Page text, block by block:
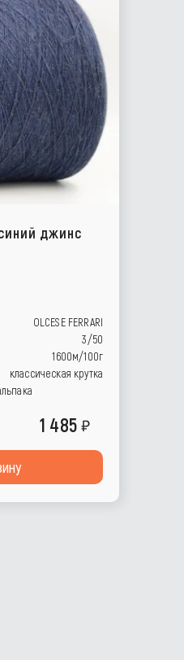
джинс
OLCESE FERRARI
3/50
1600м/100г
классическая крутка
1 485